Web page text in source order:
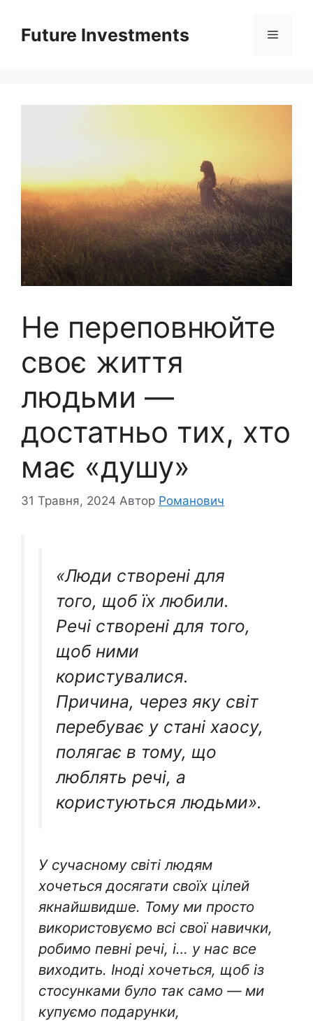
вмістуFuture Investments Меню
Не переповнюйте
своє життя
людьми —
достатньо тих, хто
має «душу»
31 Травня, 2024 Автор Романович
«Люди створені для
того, щоб їх любили.
Речі створені для того,
щоб ними
користувалися.
Причина, через яку світ
перебуває у стані хаосу,
полягає в тому, що
люблять речі, а
користуються людьми».
У сучасному світі людям
хочеться досягати своїх цілей
якнайшвидше. Тому ми просто
використовуємо всі свої навички,
робимо певні речі, і… у нас все
виходить. Іноді хочеться, щоб із
стосунками було так само — ми
купуємо подарунки,